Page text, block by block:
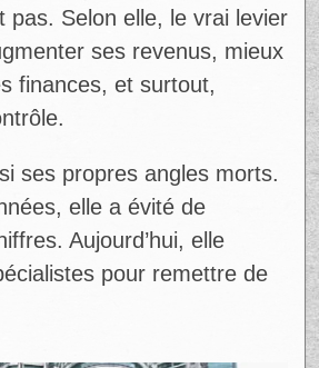
et comprendre ce
révèlent sur nous.
cas personnel, Jessica met
de manque”, d’un
se sentent dépassés,
bout. Et elle insiste : non,
va pas bien. “Ce n’est pas
va bien en ce